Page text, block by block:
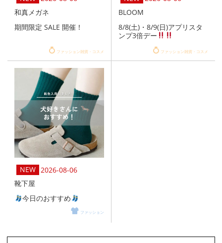
和真メガネ
期間限定 SALE 開催！
ファッション雑貨・コスメ
BLOOM
8/8(土)・8/9(日)アプリスタ
ンプ3倍デー
ファッション雑貨・コスメ
2026-08-06
靴下屋
今日のおすすめ
ファッション